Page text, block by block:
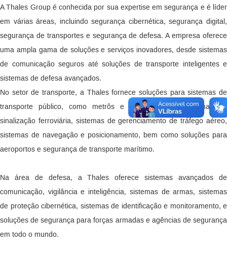
A Thales Group é conhecida por sua expertise em segurança e é líder
em várias áreas, incluindo segurança cibernética, segurança digital,
segurança de transportes e segurança de defesa. A empresa oferece
uma ampla gama de soluções e serviços inovadores, desde sistemas
de comunicação seguros até soluções de transporte inteligentes e
sistemas de defesa avançados.
No setor de transporte, a Thales fornece soluções para sistemas de
transporte público, como metrôs e trens urbanos, sistemas de
sinalização ferroviária, sistemas de gerenciamento de tráfego aéreo,
sistemas de navegação e posicionamento, bem como soluções para
aeroportos e segurança de transporte marítimo.
Na área de defesa, a Thales oferece sistemas avançados de
comunicação, vigilância e inteligência, sistemas de armas, sistemas
de proteção cibernética, sistemas de identificação e monitoramento, e
soluções de segurança para forças armadas e agências de segurança
em todo o mundo.